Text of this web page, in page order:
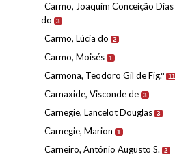
Carmo, Joaquim Conceição Dias
do
3
Carmo, Lúcia do 2
Carmo, Moisés 1
Carmona, Teodoro Gil de Fig.º 11
Carnaxide, Visconde de 3
Carnegie, Lancelot Douglas 3
Carnegie, Marion 1
Carneiro, António Augusto S. 2